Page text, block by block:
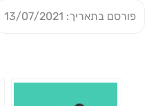
פורסם בתאריך: 13/07/2021